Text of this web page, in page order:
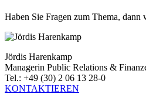
Haben Sie Fragen zum Thema, dann
Jördis Harenkamp
Managerin Public Relations &
Tel.: +49 (30) 2 06 13 28-0
KONTAKTIEREN